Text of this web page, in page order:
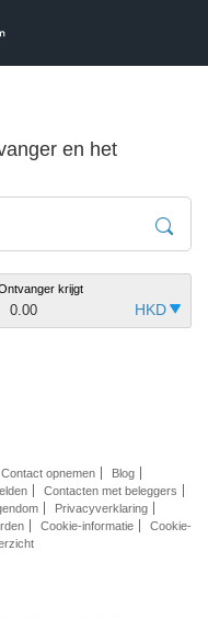
en het
krijgt
0.00
Contact opnemen
Blog
Contacten met beleggers
Privacyverklaring
Cookie-informatie
Cookie-